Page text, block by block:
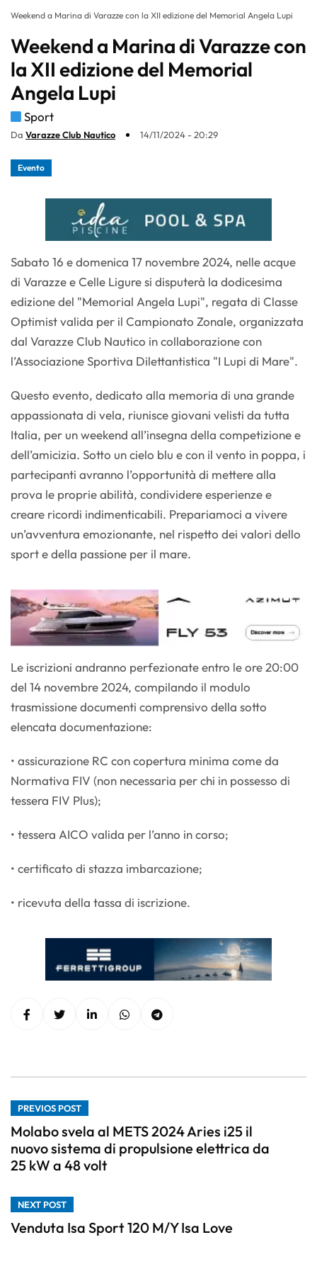
Weekend a Marina di Varazze con la XII edizione del Memorial Angela Lupi
Weekend a Marina di Varazze con
la XII edizione del Memorial
Angela Lupi
Sport
Da Varazze Club Nautico 14/11/2024 - 20:29
Evento
Sabato 16 e domenica 17 novembre 2024, nelle acque
di Varazze e Celle Ligure si disputerà la dodicesima
edizione del "Memorial Angela Lupi", regata di Classe
Optimist valida per il Campionato Zonale, organizzata
dal Varazze Club Nautico in collaborazione con
l’Associazione Sportiva Dilettantistica "I Lupi di Mare".
Questo evento, dedicato alla memoria di una grande
appassionata di vela, riunisce giovani velisti da tutta
Italia, per un weekend all’insegna della competizione e
dell’amicizia. Sotto un cielo blu e con il vento in poppa, i
partecipanti avranno l’opportunità di mettere alla
prova le proprie abilità, condividere esperienze e
creare ricordi indimenticabili. Prepariamoci a vivere
un’avventura emozionante, nel rispetto dei valori dello
sport e della passione per il mare.
Le iscrizioni andranno perfezionate entro le ore 20:00
del 14 novembre 2024, compilando il modulo
trasmissione documenti comprensivo della sotto
elencata documentazione:
• assicurazione RC con copertura minima come da
Normativa FIV (non necessaria per chi in possesso di
tessera FIV Plus);
• tessera AICO valida per l’anno in corso;
• certificato di stazza imbarcazione;
• ricevuta della tassa di iscrizione.
PREVIOS POST
Molabo svela al METS 2024 Aries i25 il
nuovo sistema di propulsione elettrica da
25 kW a 48 volt
NEXT POST
Venduta Isa Sport 120 M/Y Isa Love